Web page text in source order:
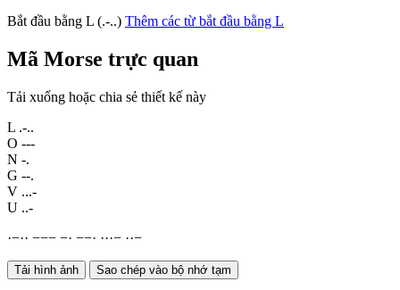
Bắt đầu bằng L (.-..) Thêm các từ bắt đầu bằng L
Mã Morse trực quan
Tải xuống hoặc chia sẻ thiết kế này
L .-..
O ---
N -.
G --.
V ...-
U ..-
·−·· −−− −· −−· ···− ··−
Tải hình ảnh Sao chép vào bộ nhớ tạm